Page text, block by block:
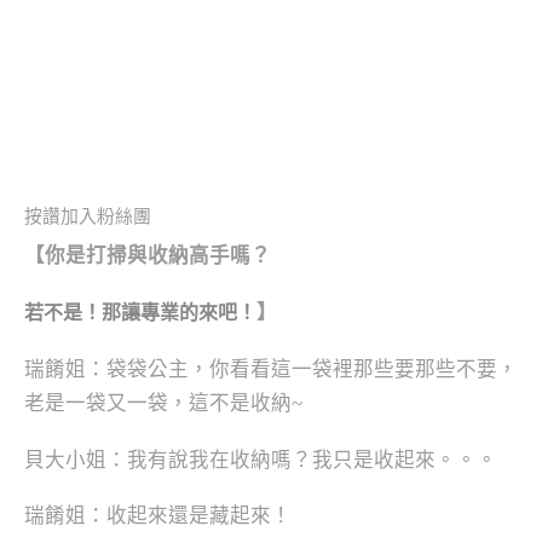
按讚加入粉絲團
【你是打掃與收納高手嗎？
若不是！那讓專業的來吧！ 】
瑞餚姐：袋袋公主，你看看這一袋裡那些要那些不要，
老是一袋又一袋，這不是收納~
貝大小姐：我有說我在收納嗎？我只是收起來。。。
瑞餚姐：收起來還是藏起來！